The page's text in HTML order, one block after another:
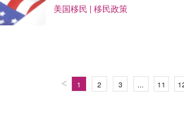
美国移民 | 移民政策
1 2 3 11